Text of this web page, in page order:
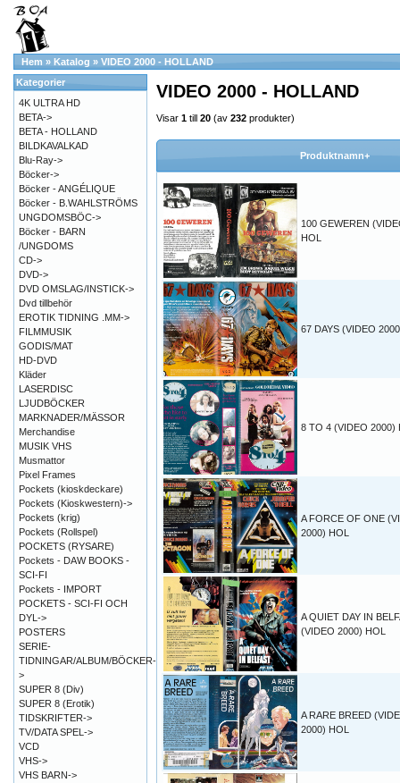
Hem » Katalog » VIDEO 2000 - HOLLAND
VIDEO 2000 - HOLLAND
Visar 1 till 20 (av 232 produkter)
Produktnamn+
100 GEWEREN
HOL
67 DAYS (VIDEO
8 TO 4 (VIDEO 2000)
A FORCE OF ONE
2000) HOL
A QUIET DAY IN
(VIDEO 2000) HOL
A RARE BREED
2000) HOL
Kategorier
4K ULTRA HD
BETA->
BETA - HOLLAND
BILDKAVALKAD
Blu-Ray->
Böcker->
Böcker - ANGÉLIQUE
Böcker - B.WAHLSTRÖMS
UNGDOMSBÖC->
Böcker - BARN
/UNGDOMS
CD->
DVD->
DVD OMSLAG/INSTICK->
Dvd tillbehör
EROTIK TIDNING .MM->
FILMMUSIK
GODIS/MAT
HD-DVD
Kläder
LASERDISC
LJUDBÖCKER
MARKNADER/MÄSSOR
Merchandise
MUSIK VHS
Musmattor
Pixel Frames
Pockets (kioskdeckare)
Pockets (Kioskwestern)->
Pockets (krig)
Pockets (Rollspel)
POCKETS (RYSARE)
Pockets - DAW BOOKS -
SCI-FI
Pockets - IMPORT
POCKETS - SCI-FI OCH
DYL->
POSTERS
SERIE-
TIDNINGAR/ALBUM/BÖCKER-
>
SUPER 8 (Div)
SUPER 8 (Erotik)
TIDSKRIFTER->
TV/DATA SPEL->
VCD
VHS->
VHS BARN->